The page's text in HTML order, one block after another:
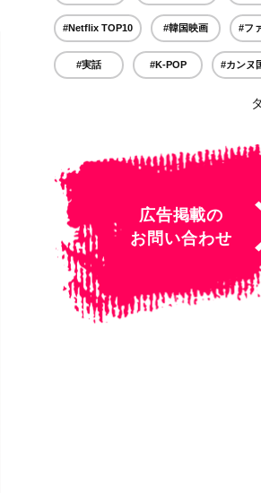
#Netflix TOP10 #韓国映画 #フ
#実話 #K-POP #カンヌ
広告掲載の
お問い合わせ